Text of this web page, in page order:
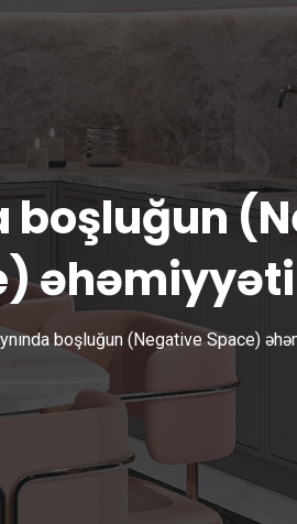
boşluğun
əhəmiyyəti
boşluğun (Negative Space)